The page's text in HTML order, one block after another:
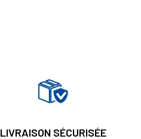
LIVRAISON SÉCURISÉE